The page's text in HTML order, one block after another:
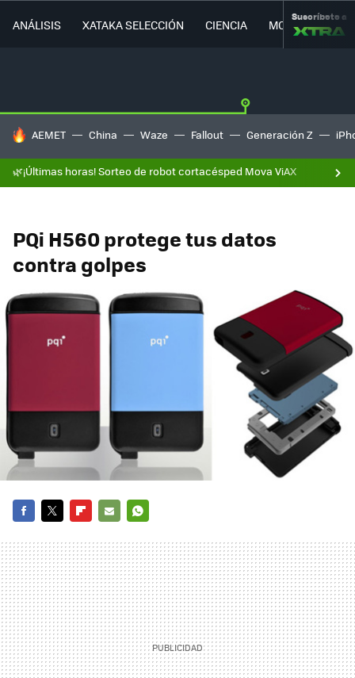
ANÁLISIS XATAKA SELECCIÓN CIENCIA MOVILIDAD
Suscríbete a
HOY SE HABLA DE
AEMET China Waze Fallout Generación Z
🌿¡Últimas horas! Sorteo de robot cortacésped Mova ViAX
PQi H560 protege tus datos
contra golpes
MAIL